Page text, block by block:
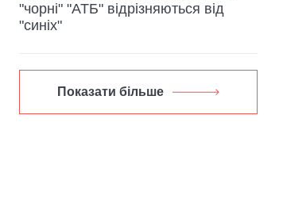
"чорні" "АТБ" відрізняються від
"синіх"
Показати більше